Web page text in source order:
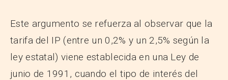
Este argumento se refuerza al observar que la
tarifa del IP (entre un 0,2% y un 2,5% según la
ley estatal) viene establecida en una Ley de
junio de 1991, cuando el tipo de interés del